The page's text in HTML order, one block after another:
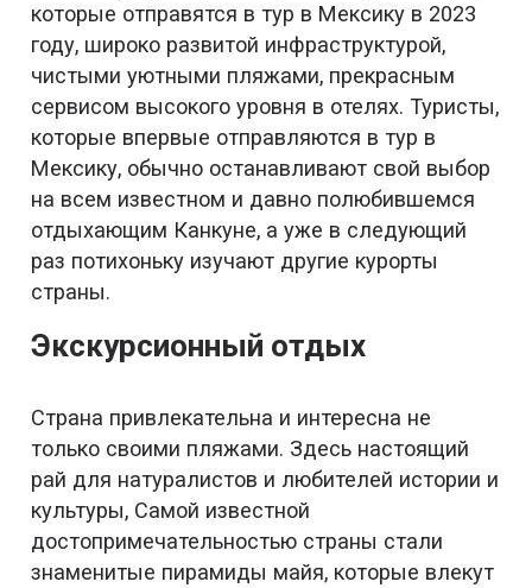
которые отправятся в тур в Мексику в 2023
году, широко развитой инфраструктурой,
чистыми уютными пляжами, прекрасным
сервисом высокого уровня в отелях. Туристы,
которые впервые отправляются в тур в
Мексику, обычно останавливают свой выбор
на всем известном и давно полюбившемся
отдыхающим Канкуне, а уже в следующий
раз потихоньку изучают другие курорты
страны.
Экскурсионный отдых
Страна привлекательна и интересна не
только своими пляжами. Здесь настоящий
рай для натуралистов и любителей истории и
культуры, Самой известной
достопримечательностью страны стали
знаменитые пирамиды майя, которые влекут